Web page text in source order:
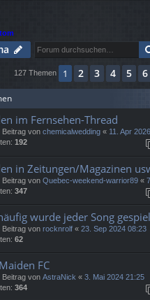
127 Themen 1 2 3 4 5 6
im Fernsehen-Thread
Beitrag von chemicalwedding « 11. Apr
192
in Zeitungen/Magazinen
Beitrag von Quebec-weekend-warrior89 «
347
wurde jeder Song
Beitrag von rocknrolf « 23. Sep 2024 08:23
62
FC
Beitrag von AstraNick « 3. Mai 2024 21:25
364